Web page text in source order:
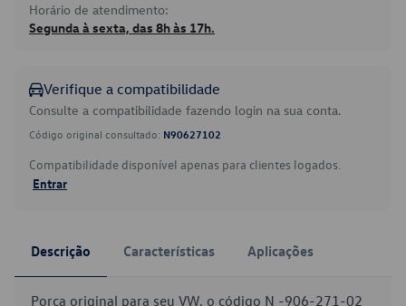
Horário de atendimento:
Segunda à sexta, das 8h às 17h.
Verifique a compatibilidade
Consulte a compatibilidade fazendo login na sua conta.
Código original consultado: N90627102
Compatibilidade disponível apenas para clientes logados.
Entrar
Descrição Características Aplicações
Porca original para seu VW, o código N -906-271-02